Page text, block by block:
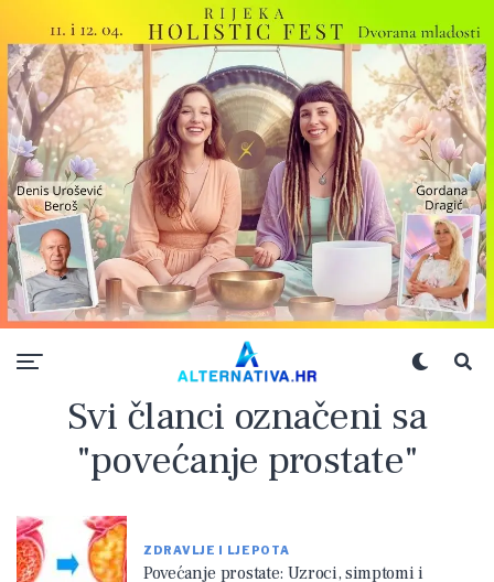
Svi članci označeni sa
"povećanje prostate"
ZDRAVLJE I LJEPOTA
Povećanje prostate: Uzroci, simptomi i